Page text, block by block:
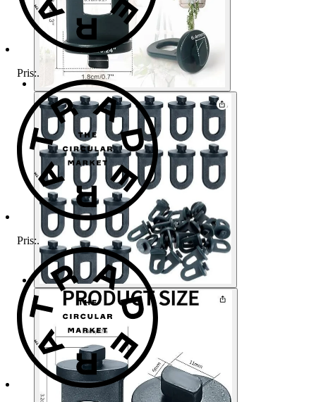
Pris:.
Pris:.